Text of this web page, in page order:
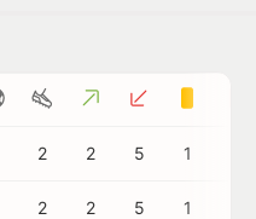
2 2 5 1
2 2 5 1